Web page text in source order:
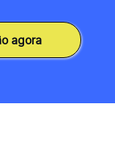
agora